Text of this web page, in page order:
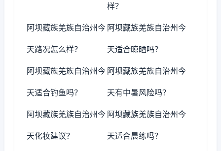
样？
阿坝藏族羌族自治州今
天路况怎么样？
阿坝藏族羌族自治州今
天适合晾晒吗？
阿坝藏族羌族自治州今
天适合钓鱼吗？
阿坝藏族羌族自治州今
天有中暑风险吗？
阿坝藏族羌族自治州今
天化妆建议？
阿坝藏族羌族自治州今
天适合晨练吗？